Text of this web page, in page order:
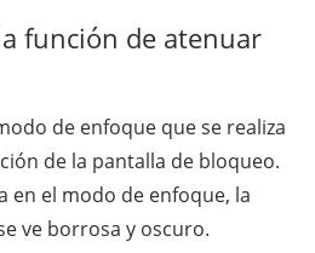
función de atenuar
de enfoque que se realiza
de la pantalla de bloqueo.
en el modo de enfoque, la
ve borrosa y oscuro.